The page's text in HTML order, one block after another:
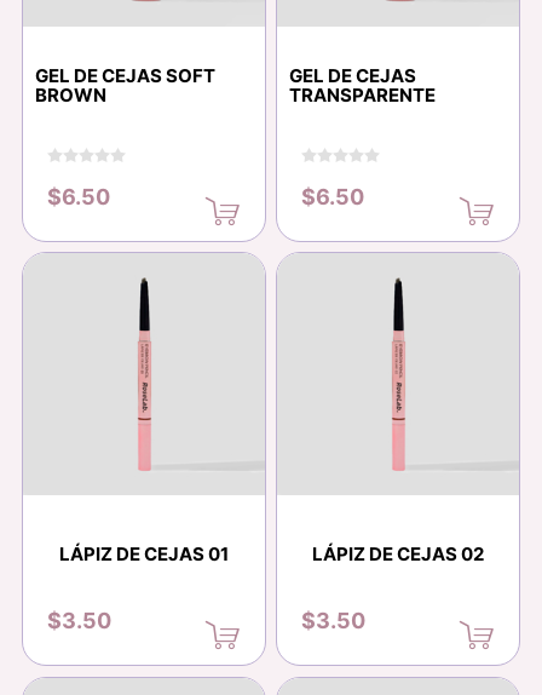
GEL DE CEJAS SOFT
BROWN
$6.50
GEL DE CEJAS
TRANSPARENTE
$6.50
LÁPIZ DE CEJAS 01
$3.50
LÁPIZ DE CEJAS 02
$3.50